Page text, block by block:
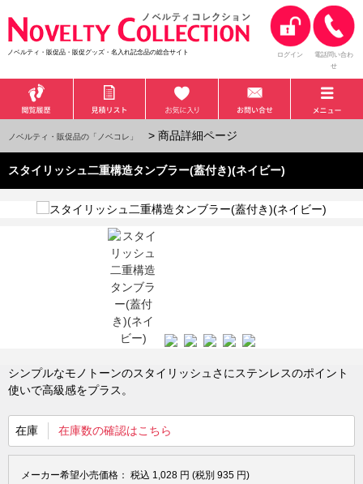
ノベルティ・販促品・販促グッズ・名入れ記念品の総合サイト ログイン
電話問い合わ
せ
ノベルティ・販促品の「ノベコレ」 > 商品詳細ページ
スタイリッシュ二重構造タンブラー(蓋付き)(ネイビー)
シンプルなモノトーンのスタイリッシュさにステンレスのポイント
使いで高級感をプラス。
在庫 在庫数の確認はこちら
メーカー希望小売価格： 税込 1,028 円 (税別 935 円)